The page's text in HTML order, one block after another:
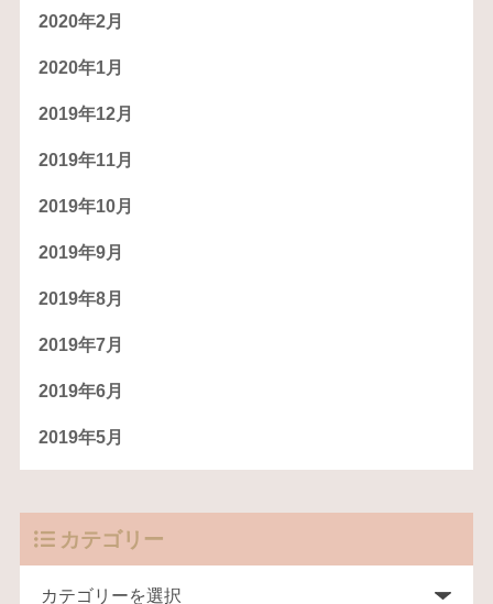
2020年2月
2020年1月
2019年12月
2019年11月
2019年10月
2019年9月
2019年8月
2019年7月
2019年6月
2019年5月
カテゴリー